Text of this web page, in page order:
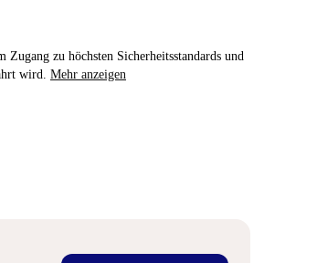
zu höchsten Sicherheitsstandards und
wird. Mehr anzeigen